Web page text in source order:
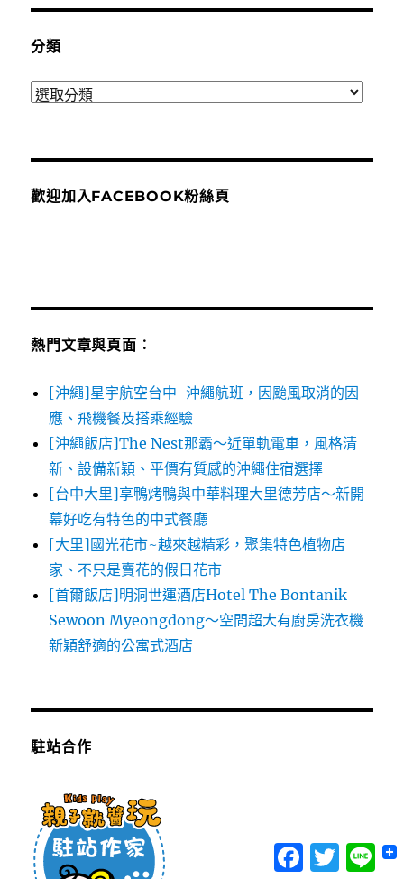
分類
分
歡迎加入FACEBOOK粉絲頁
熱門文章與頁面︰
[沖繩]星宇航空台中-沖繩航班，因颱風取消的因
應、飛機餐及搭乘經驗
[沖繩飯店]The Nest那霸～近單軌電車，風格清
新、設備新穎、平價有質感的沖繩住宿選擇
[台中大里]享鴨烤鴨與中華料理大里德芳店～新開
幕好吃有特色的中式餐廳
[大里]國光花市~越來越精彩，聚集特色植物店
家、不只是賣花的假日花市
[首爾飯店]明洞世運酒店Hotel The Bontanik
Sewoon Myeongdong～空間超大有廚房洗衣機
新穎舒適的公寓式酒店
駐站合作
Facebook
Twitter